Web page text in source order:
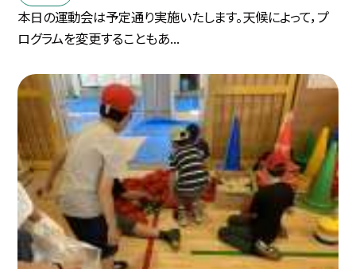
本日の運動会は予定通り実施いたします。天候によって，プ
ログラムを変更することもあ...